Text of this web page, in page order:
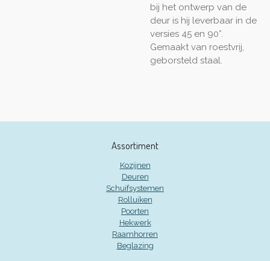
bij het ontwerp van de
deur is hij leverbaar in de
versies 45 en 90°.
Gemaakt van roestvrij,
geborsteld staal.
Assortiment
Kozijnen
Deuren
Schuifsystemen
Rolluiken
Poorten
Hekwerk
Raamhorren
Beglazing